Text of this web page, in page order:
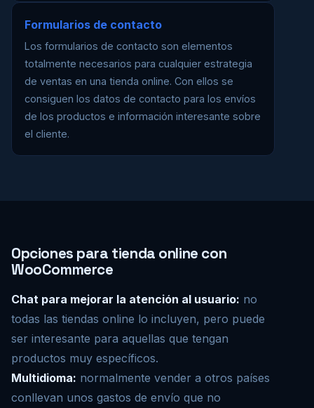
Formularios de contacto
Los formularios de contacto son elementos
totalmente necesarios para cualquier estrategia
de ventas en una tienda online. Con ellos se
consiguen los datos de contacto para los envíos
de los productos e información interesante sobre
el cliente.
Opciones para tienda online con
WooCommerce
Chat para mejorar la atención al usuario: no
todas las tiendas online lo incluyen, pero puede
ser interesante para aquellas que tengan
productos muy específicos.
Multidioma: normalmente vender a otros países
conllevan unos gastos de envío que no